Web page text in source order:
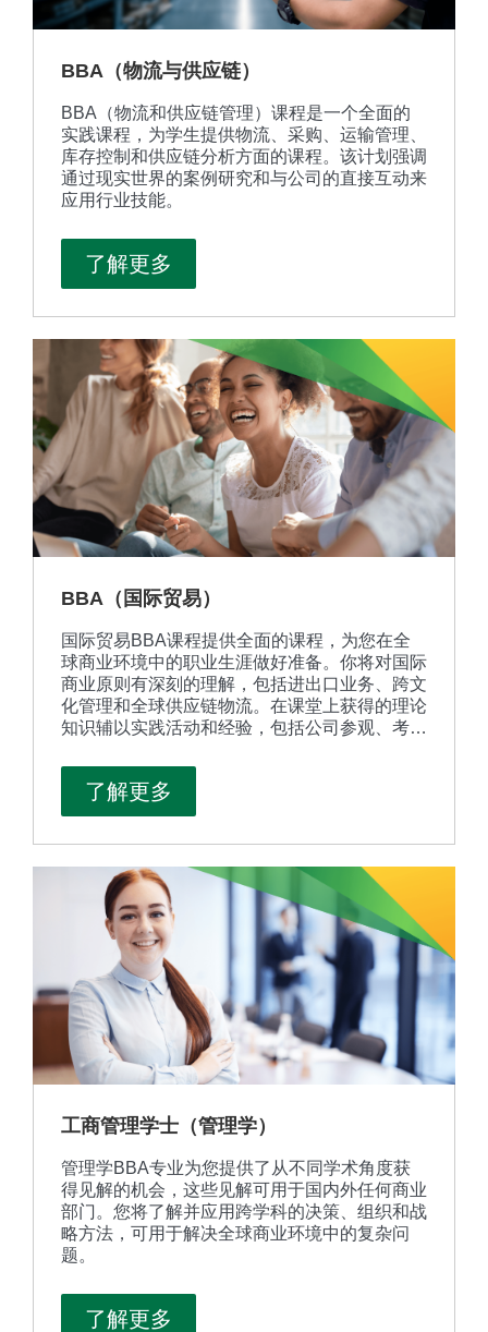
BBA（物流与供应链）
BBA（物流和供应链管理）课程是一个全面的
实践课程，为学生提供物流、采购、运输管理、
库存控制和供应链分析方面的课程。该计划强调
通过现实世界的案例研究和与公司的直接互动来
应用行业技能。
了解更多
BBA（国际贸易）
国际贸易BBA课程提供全面的课程，为您在全
球商业环境中的职业生涯做好准备。你将对国际
商业原则有深刻的理解，包括进出口业务、跨文
化管理和全球供应链物流。在课堂上获得的理论
知识辅以实践活动和经验，包括公司参观、考
建立行业知识和与潜在雇主建立联系。
了解更多
工商管理学士（管理学）
管理学BBA专业为您提供了从不同学术角度获
得见解的机会，这些见解可用于国内外任何商业
部门。您将了解并应用跨学科的决策、组织和战
略方法，可用于解决全球商业环境中的复杂问
题。
了解更多